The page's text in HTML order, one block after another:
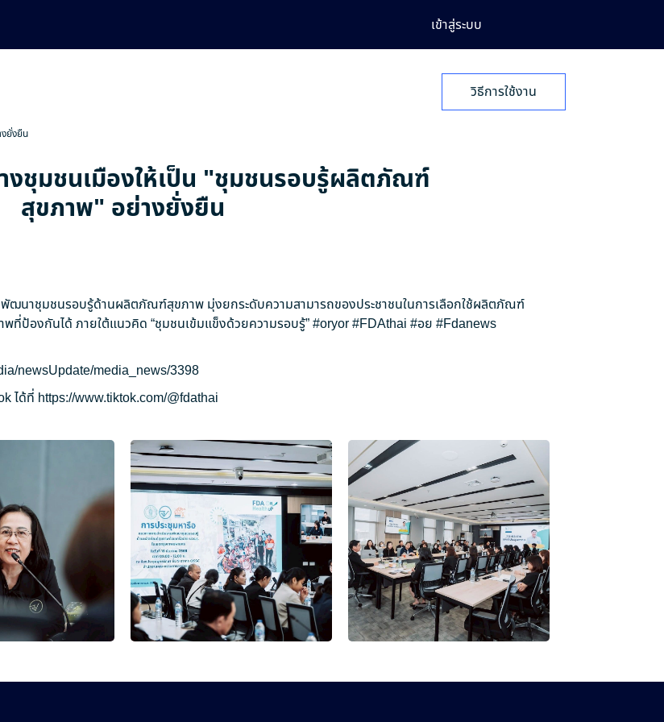
เข้าสู่ระบบ
วิธีการใช้งาน
ยั่งยืน
งชุมชนเมืองให้เป็น "ชุมชนรอบรู้ผลิตภัณฑ์
สุขภาพ" อย่างยั่งยืน
ฒนาชุมชนรอบรู้ด้านผลิตภัณฑ์สุขภาพ มุ่งยกระดับความสามารถของประชาชนในการเลือกใช้ผลิตภัณฑ์
ป้องกันได้ ภายใต้แนวคิด “ชุมชนเข้มแข็งด้วยความรอบรู้”#oryor#FDAthai #อย #Fdanews
newsUpdate/media_news/3398
ได้ที่ https://www.tiktok.com/@fdathai